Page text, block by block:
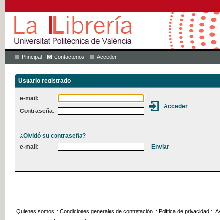
Principal Contáctenos Acceder
Usuario registrado
e-mail:
Contraseña:
¿Olvidó su contraseña?
e-mail:
Quienes somos :: Condiciones generales de contratación :: Política de privacidad ::